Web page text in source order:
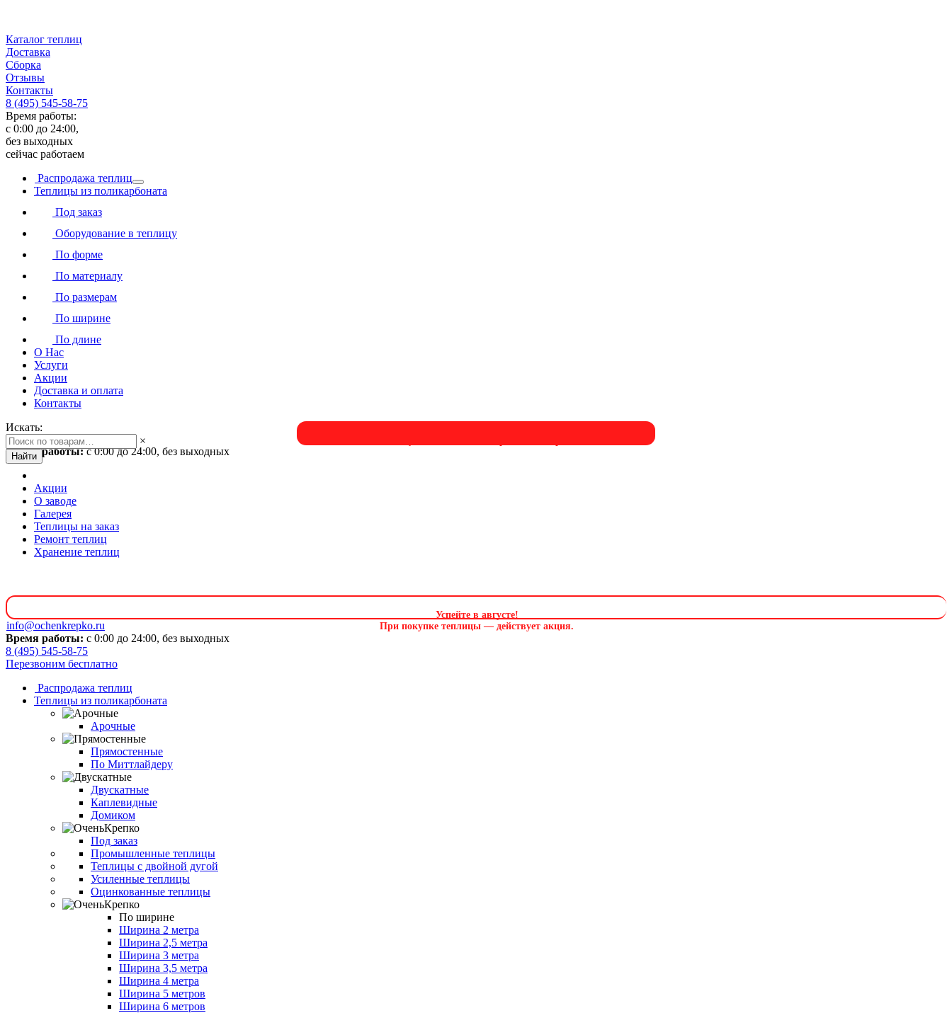
Каталог теплиц
Доставка
Сборка
Отзывы
Контакты
8 (495) 545-58-75
Время работы:
с 0:00 до 24:00,
без выходных
сейчас работаем
Распродажа теплиц
Теплицы из поликарбоната
Под заказ
Оборудование в теплицу
По форме
По материалу
По размерам
По ширине
По длине
О Нас
Услуги
Акции
Доставка и оплата
Контакты
Искать:
×
Найти
Время работы:с 0:00 до 24:00, без выходных
Акции
О заводе
Галерея
Теплицы на заказ
Ремонт теплиц
Хранение теплиц
Успейте в августе!
При покупке теплицы — действует акция.
info@ochenkrepko.ru
Время работы: с 0:00 до 24:00, без выходных
8 (495) 545-58-75
Перезвоним бесплатно
Распродажа теплиц
Теплицы из поликарбоната
Арочные
Прямостенные
По Миттлайдеру
Двускатные
Каплевидные
Домиком
Под заказ
Промышленные теплицы
Теплицы с двойной дугой
Усиленные теплицы
Оцинкованные теплицы
По ширине
Ширина 2 метра
Ширина 2,5 метра
Ширина 3 метра
Ширина 3,5 метра
Ширина 4 метра
Ширина 5 метров
Ширина 6 метров